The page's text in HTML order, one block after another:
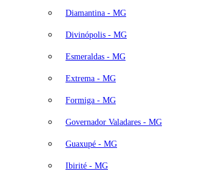
Diamantina - MG
Divinópolis - MG
Esmeraldas - MG
Extrema - MG
Formiga - MG
Governador Valadares - MG
Guaxupé - MG
Ibirité - MG